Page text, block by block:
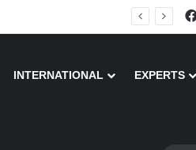
INTERNATIONAL EXPERTS